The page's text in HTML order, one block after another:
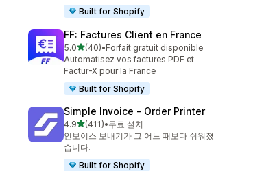
Built for Shopify
FF: Factures Client en France
5.0별 5개 중
(40)
총 리뷰 40개
•Forfait gratuit disponible
Automatisez vos factures PDF et
Factur-X pour la France
Built for Shopify
Simple Invoice ‑ Order Printer
4.9별 5개 중
(411)
총 리뷰 411개
•무료 설치
인보이스 보내기가 그 어느 때보다 쉬워졌
습니다.
Built for Shopify